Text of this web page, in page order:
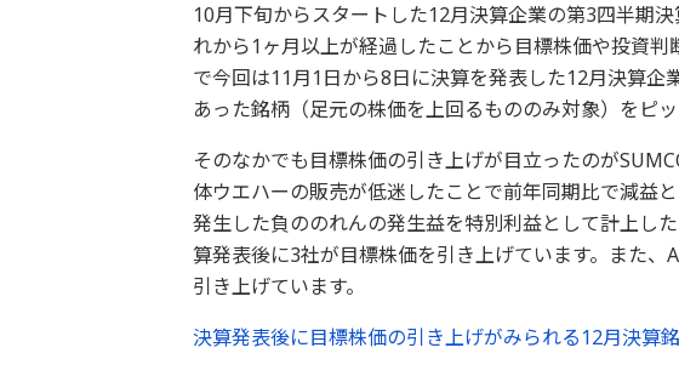
10月下旬からスタートした12月決算企業の第3四半期
れから1ヶ月以上が経過したことから目標株価や投資
で今回は11月1日から8日に決算を発表した12月決算
あった銘柄（足元の株価を上回るもののみ対象）をピ
そのなかでも目標株価の引き上げが目立ったのが
体ウエハーの販売が低迷したことで前年同期比で減益
発生した負ののれんの発生益を特別利益として計上し
算発表後に3社が目標株価を引き上げています。また、
引き上げています。
決算発表後に目標株価の引き上げがみられる12月決算